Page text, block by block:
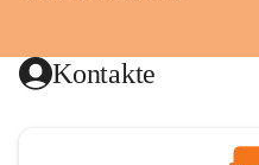
Kontakte